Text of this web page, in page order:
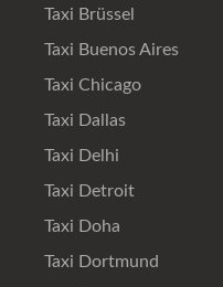
Taxi Brüssel
Taxi Buenos Aires
Taxi Chicago
Taxi Dallas
Taxi Delhi
Taxi Detroit
Taxi Doha
Taxi Dortmund